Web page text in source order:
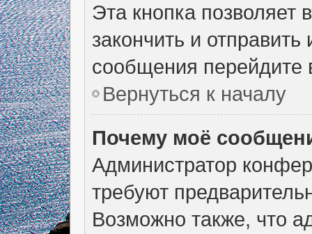
Эта кнопка позволяет
закончить и
сообщения перейдите
Вернуться к началу
Почему моё
Администратор
требуют
Возможно также, что